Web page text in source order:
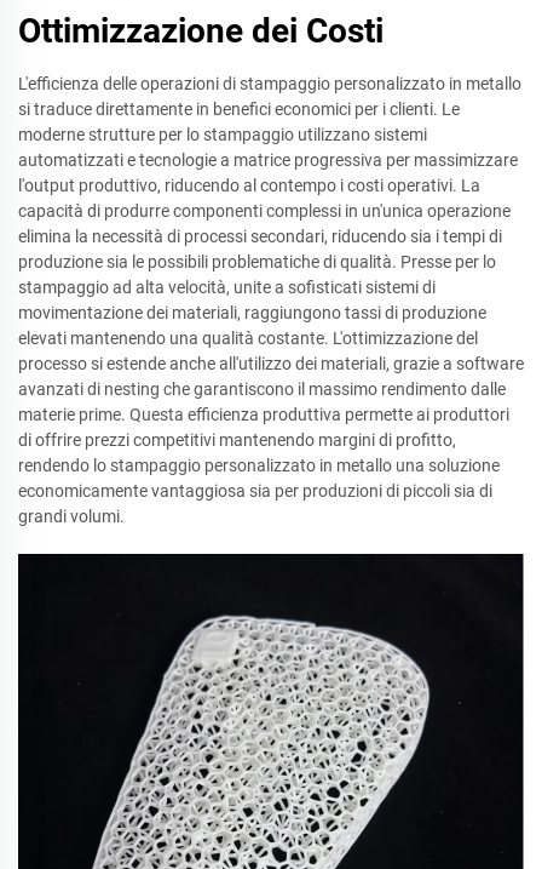
Ottimizzazione dei Costi
L'efficienza delle operazioni di stampaggio personalizzato in metallo
si traduce direttamente in benefici economici per i clienti. Le
moderne strutture per lo stampaggio utilizzano sistemi
automatizzati e tecnologie a matrice progressiva per massimizzare
l'output produttivo, riducendo al contempo i costi operativi. La
capacità di produrre componenti complessi in un'unica operazione
elimina la necessità di processi secondari, riducendo sia i tempi di
produzione sia le possibili problematiche di qualità. Presse per lo
stampaggio ad alta velocità, unite a sofisticati sistemi di
movimentazione dei materiali, raggiungono tassi di produzione
elevati mantenendo una qualità costante. L'ottimizzazione del
processo si estende anche all'utilizzo dei materiali, grazie a software
avanzati di nesting che garantiscono il massimo rendimento dalle
materie prime. Questa efficienza produttiva permette ai produttori
di offrire prezzi competitivi mantenendo margini di profitto,
rendendo lo stampaggio personalizzato in metallo una soluzione
economicamente vantaggiosa sia per produzioni di piccoli sia di
grandi volumi.